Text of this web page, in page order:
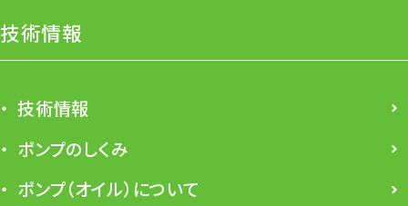
技術情報
技術情報
ポンプのしくみ
ポンプ（オイル）について